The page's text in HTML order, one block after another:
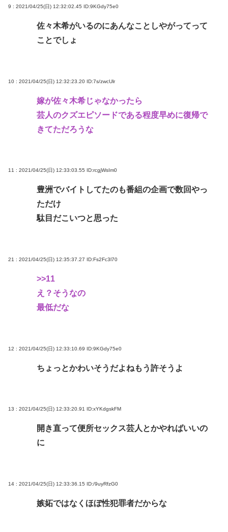
9 : 2021/04/25(日) 12:32:02.45 ID:9KGdy75e0
佐々木希がいるのにあんなことしやがってって
ことでしょ
10 : 2021/04/25(日) 12:32:23.20 ID:7s/zwcUlr
嫁が佐々木希じゃなかったら
芸人のクズエピソードである程度早めに復帰で
きてただろうな
11 : 2021/04/25(日) 12:33:03.55 ID:rcgjWsIm0
豊洲でバイトしてたのも番組の企画で数回やっ
ただけ
駄目だこいつと思った
21 : 2021/04/25(日) 12:35:37.27 ID:Fs2Fc3l70
>>11
え？そうなの
最低だな
12 : 2021/04/25(日) 12:33:10.69 ID:9KGdy75e0
ちょっとかわいそうだよねもう許そうよ
13 : 2021/04/25(日) 12:33:20.91 ID:xYKdgskFM
開き直って便所セックス芸人とかやればいいの
に
14 : 2021/04/25(日) 12:33:36.15 ID:/9uyRfzG0
嫉妬ではなくほぼ性犯罪者だからな